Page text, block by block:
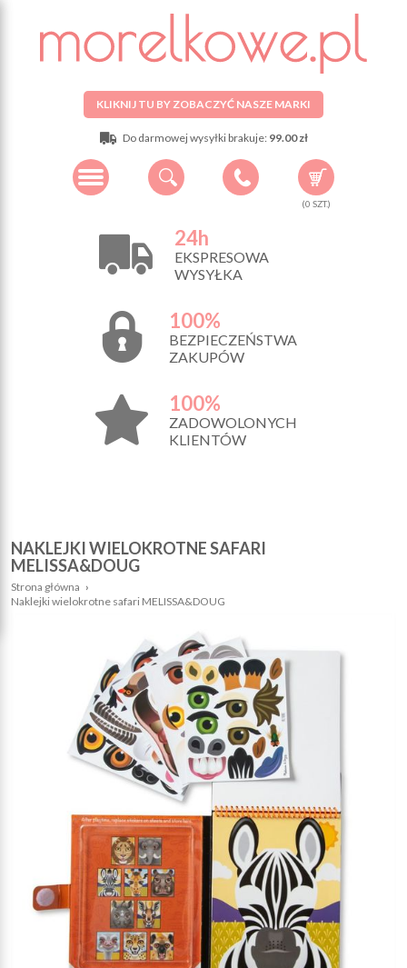
KLIKNIJ TU BY ZOBACZYĆ NASZE MARKI
Do darmowej wysyłki brakuje: 99.00 zł
(0 SZT.)
24h
EKSPRESOWA
WYSYŁKA
100%
BEZPIECZEŃSTWA
ZAKUPÓW
100%
ZADOWOLONYCH
KLIENTÓW
NAKLEJKI WIELOKROTNE SAFARI
MELISSA&DOUG
Strona główna ›
Naklejki wielokrotne safari MELISSA&DOUG